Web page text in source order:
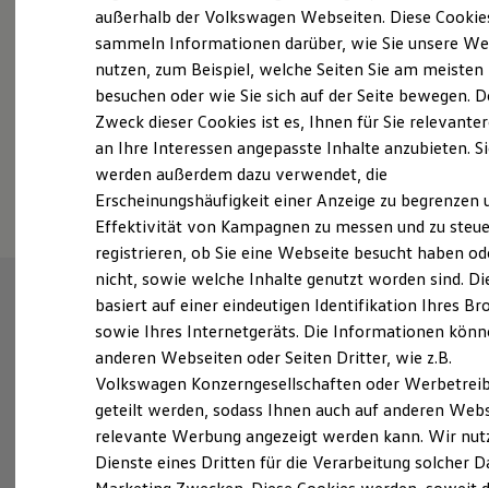
Elektrofahrzeugkonzepte
Reichweite
Reichweite der ID. Modelle
Reichweite im Winter
Laden
Laden unterwegs
Laden Zuhause
Ladezeitensimulator
Batterie
Sicherheit
Garantie und Lebensdauer
Nachhaltigkeit
Technologie
Kosten und Kauf
Verbrauchskosten
Kaufoptionen
E-Auto-Förderung
Software und Konnektivität
Die ID. Software 6
ID. Software Versionen und Updates
Digitale Extras
Schnittstellen zu Ihrem ID.
Probefahrt vereinbaren
Fahrzeugangebot anfordern
außerhalb der Volkswagen Webseiten. Diese
sammeln Informationen darüber, wie Sie unsere
nutzen, zum Beispiel, welche Seiten Sie am meisten
besuchen oder wie Sie sich auf der Seite bewegen.
Zweck dieser Cookies ist es, Ihnen für Sie
an Ihre Interessen angepasste Inhalte anzubieten.
werden außerdem dazu verwendet, die
Erscheinungshäufigkeit einer Anzeige zu begrenzen
Effektivität von Kampagnen zu messen und zu
registrieren, ob Sie eine Webseite besucht haben
nicht, sowie welche Inhalte genutzt worden sind.
basiert auf einer eindeutigen Identifikation Ihres
sowie Ihres Internetgeräts. Die Informationen
anderen Webseiten oder Seiten Dritter, wie z.B.
Volkswagen Konzerngesellschaften oder
geteilt werden, sodass Ihnen auch auf anderen
relevante Werbung angezeigt werden kann. Wir
Dienste eines Dritten für die Verarbeitung solcher